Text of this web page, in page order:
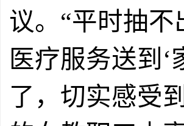
议。 “平时抽
医疗服务送到
了，切实感受